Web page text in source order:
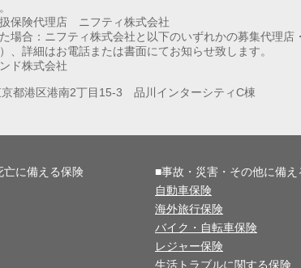
保険代理店 ニフティ株式会社
場合：ニフティ株式会社と以下のいずれかの募集代理
詳細はお電話または書面にてお知らせ致します。
ド株式会社
都港区港南2丁目15-3 品川インターシティC棟
亡に備える保険
■事故・災害・その他に備え
自動車保険
海外旅行保険
バイク・自転車保険
レジャー保険
生活トラブルに関する保険